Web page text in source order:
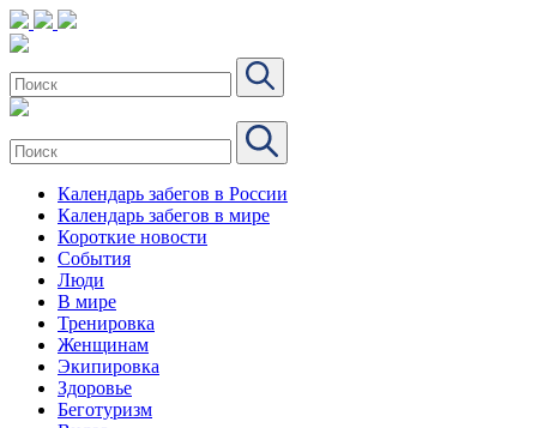
Календарь забегов в России
Календарь забегов в мире
Короткие новости
События
Люди
В мире
Тренировка
Женщинам
Экипировка
Здоровье
Беготуризм